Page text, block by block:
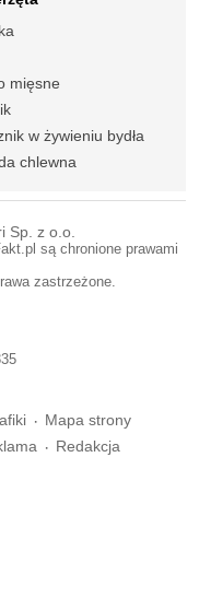
mięsne
w żywieniu bydła
chlewna
Sp. z o.o.
są chronione prawami
zastrzeżone.
Mapa strony
Redakcja